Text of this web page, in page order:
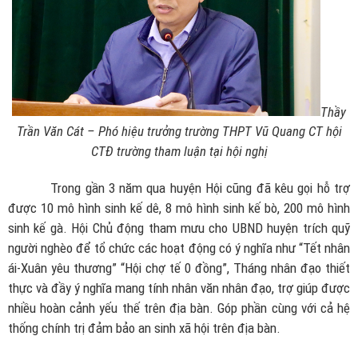
Thầy
Trần Văn Cát – Phó hiệu trưởng trường THPT Vũ Quang CT hội
CTĐ trường tham luận tại hội nghị
Trong gần 3 năm qua huyện Hội cũng đã kêu gọi hỗ trợ
được 10 mô hình sinh kế dê, 8 mô hình sinh kế bò, 200 mô hình
sinh kế gà. Hội Chủ động tham mưu cho UBND huyện trích quỹ
người nghèo để tổ chức các hoạt động có ý nghĩa như “Tết nhân
ái-Xuân yêu thương” “Hội chợ tế 0 đồng”, Tháng nhân đạo thiết
thực và đầy ý nghĩa mang tính nhân văn nhân đạo, trợ giúp được
nhiều hoàn cảnh yếu thế trên địa bàn. Góp phần cùng với cả hệ
thống chính trị đảm bảo an sinh xã hội trên địa bàn.